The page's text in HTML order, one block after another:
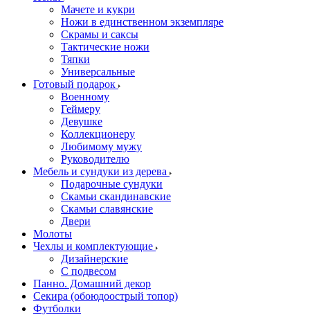
Мачете и кукри
Ножи в единственном экземпляре
Скрамы и саксы
Тактические ножи
Тяпки
Универсальные
Готовый подарок
Военному
Геймеру
Девушке
Коллекционеру
Любимому мужу
Руководителю
Мебель и сундуки из дерева
Подарочные сундуки
Скамьи скандинавские
Скамьи славянские
Двери
Молоты
Чехлы и комплектующие
Дизайнерские
С подвесом
Панно. Домашний декор
Секира (обоюдоострый топор)
Футболки